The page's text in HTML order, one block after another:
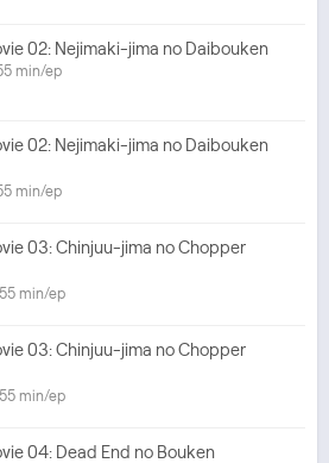
02: Nejimaki-jima no Daibouken
min/ep
02: Nejimaki-jima no Daibouken
min/ep
03: Chinjuu-jima no Chopper
min/ep
03: Chinjuu-jima no Chopper
min/ep
04: Dead End no Bouken